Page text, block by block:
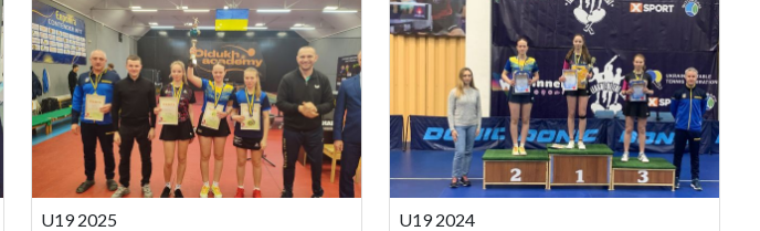
U19 2025 U19 2024